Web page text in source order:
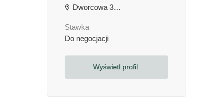
Dworcowa 3b, 64-000 Kościan, Polska
Stawka
Do negocjacji
Wyświetl profil